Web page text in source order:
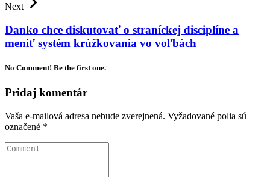
Next
Danko chce diskutovať o straníckej disciplíne a
meniť systém krúžkovania vo voľbách
No Comment! Be the first one.
Pridaj komentár
Vaša e-mailová adresa nebude zverejnená. Vyžadované polia sú
označené *